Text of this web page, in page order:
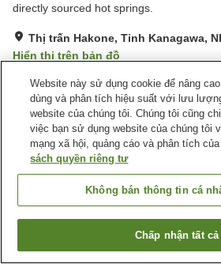
directly sourced hot springs.
Thị trấn Hakone, Tỉnh Kanagawa,
Hiển thị trên bản đồ
Tuyệt vời Đánh giá:71lượt
Tiện nghi chỗ nghỉ
Bãi đỗ xe
Nhà
Quầy izakaya
Trang chủ Nhật Bản Tỉnh Kanagawa
Sundance Resort Hakone Gora
Tìm phòng trống
Website này sử dụng cookie để nâng
dùng và phân tích hiệu suất với lưu
website của chúng tôi. Chúng tôi cũng
việc bạn sử dụng website của chúng tôi
mạng xã hội, quảng cáo và phân tích
sách quyền riêng tư
Không bán thông tin cá
Chấp nhận tất cả